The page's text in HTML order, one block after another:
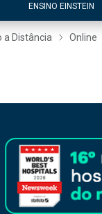
ENSINO EINSTEIN
a Distância Online